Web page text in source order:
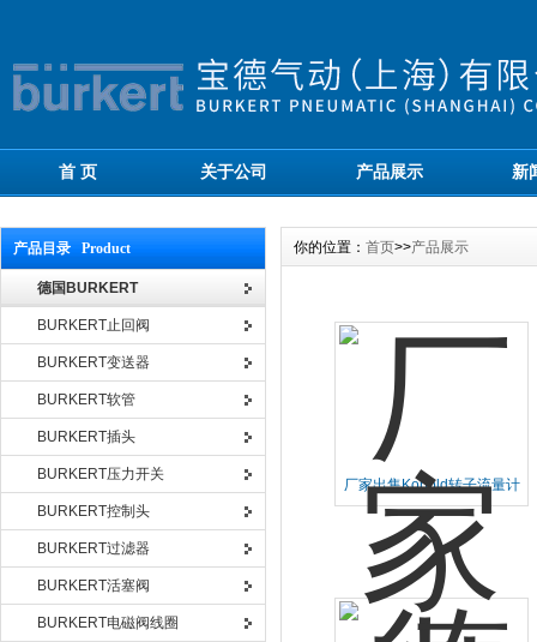
首 页 关于公司 产品展示 新
产品目录 Product
德国BURKERT
BURKERT止回阀
BURKERT变送器
BURKERT软管
BURKERT插头
BURKERT压力开关
BURKERT控制头
BURKERT过滤器
BURKERT活塞阀
BURKERT电磁阀线圈
你的位置： 首页>>产品展示
厂家出售Kobold转子流量计
SMV-3117HR0R20